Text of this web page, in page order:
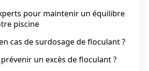
pour maintenir un équilibre
piscine
cas de surdosage de floculant ?
un excès de floculant ?